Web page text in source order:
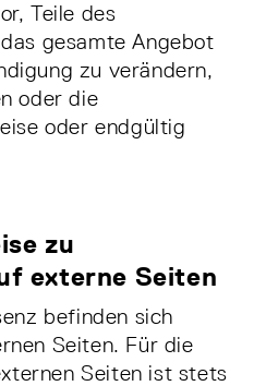
Teile des
gesamte Angebot
zu verändern,
oder die
oder endgültig
zu
externe Seiten
befinden sich
Seiten. Für die
Seiten ist stets